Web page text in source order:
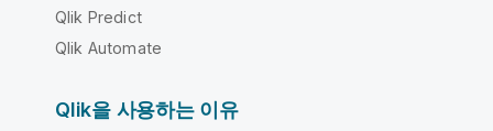
Qlik Predict
Qlik Automate
Qlik을 사용하는 이유